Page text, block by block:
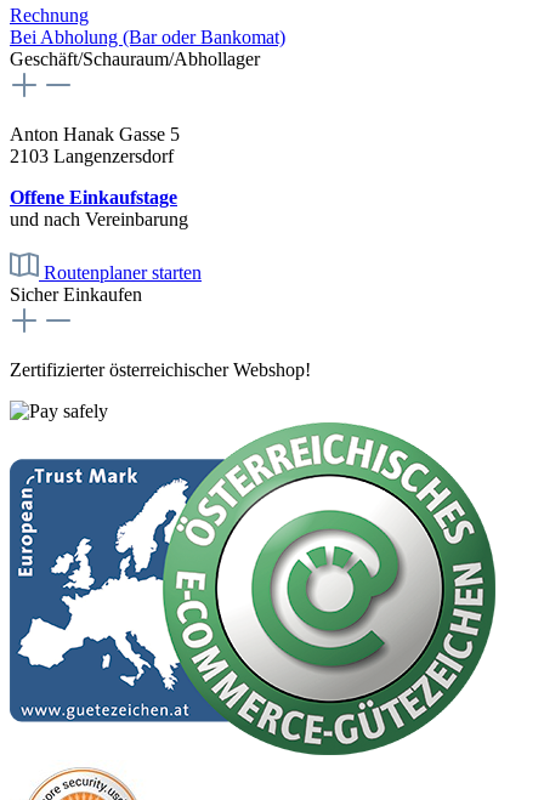
Rechnung
Bei Abholung (Bar oder Bankomat)
Geschäft/Schauraum/Abhollager
Anton Hanak Gasse 5
2103 Langenzersdorf
Offene Einkaufstage
und nach Vereinbarung
Routenplaner starten
Sicher Einkaufen
Zertifizierter österreichischer Webshop!